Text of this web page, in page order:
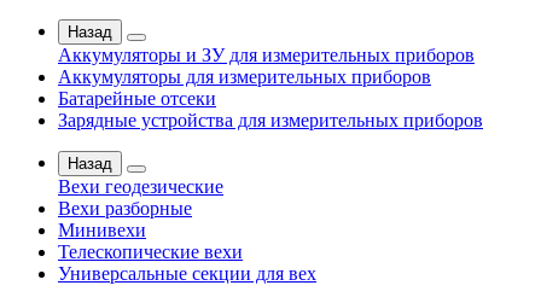
Назад
Аккумуляторы и ЗУ для измерительных приборов
Аккумуляторы для измерительных приборов
Батарейные отсеки
Зарядные устройства для измерительных приборов
Назад
Вехи геодезические
Вехи разборные
Минивехи
Телескопические вехи
Универсальные секции для вех